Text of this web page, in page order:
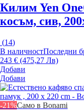
Килим Yen One
косъм, сив,
(14)
В наличностПоследни
243 € (475,27 Лв)
Добави
Добави
-21%Само в Bonami